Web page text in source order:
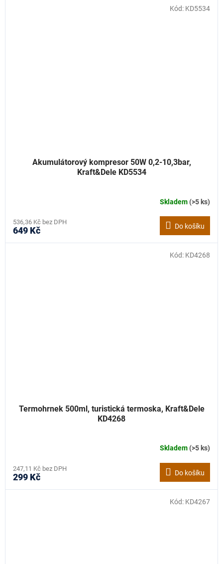
Akumulátorový kompresor 50W 0,2-10,3bar,
Kraft&Dele KD5534
Skladem(>5 ks)
536,36 Kč bez DPH
649 Kč Do košíku
Kód: KD5534
Termohrnek 500ml, turistická termoska, Kraft&Dele
KD4268
Skladem(>5 ks)
247,11 Kč bez DPH
299 Kč Do košíku
Kód: KD4268
Kód: KD4267